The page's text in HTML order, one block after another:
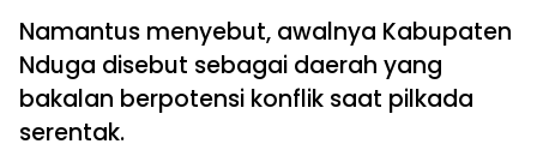
Namantus menyebut, awalnya Kabupaten
Nduga disebut sebagai daerah yang
bakalan berpotensi konflik saat pilkada
serentak.